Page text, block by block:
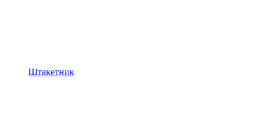
Штакетник